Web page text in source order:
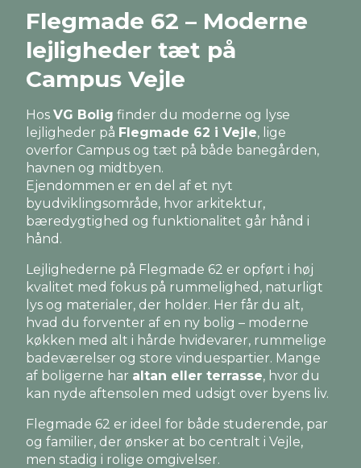
Flegmade 62 – Moderne
lejligheder tæt på
Campus Vejle
Hos VG Bolig finder du moderne og lyse
lejligheder på Flegmade 62 i Vejle, lige
overfor Campus og tæt på både banegården,
havnen og midtbyen.
Ejendommen er en del af et nyt
byudviklingsområde, hvor arkitektur,
bæredygtighed og funktionalitet går hånd i
hånd.
Lejlighederne på Flegmade 62 er opført i høj
kvalitet med fokus på rummelighed, naturligt
lys og materialer, der holder. Her får du alt,
hvad du forventer af en ny bolig – moderne
køkken med alt i hårde hvidevarer, rummelige
badeværelser og store vinduespartier. Mange
af boligerne har altan eller terrasse, hvor du
kan nyde aftensolen med udsigt over byens liv.
Flegmade 62 er ideel for både studerende, par
og familier, der ønsker at bo centralt i Vejle,
men stadig i rolige omgivelser.